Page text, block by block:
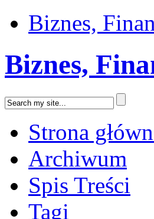
Biznes,
Biznes,
Strona
Archiwum
Spis Treści
Tagi